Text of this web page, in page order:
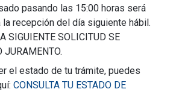
pasando las 15:00 horas será
recepción del día siguiente hábil.
SIGUIENTE SOLICITUD SE
JURAMENTO.
el estado de tu trámite, puedes
CONSULTA TU ESTADO DE